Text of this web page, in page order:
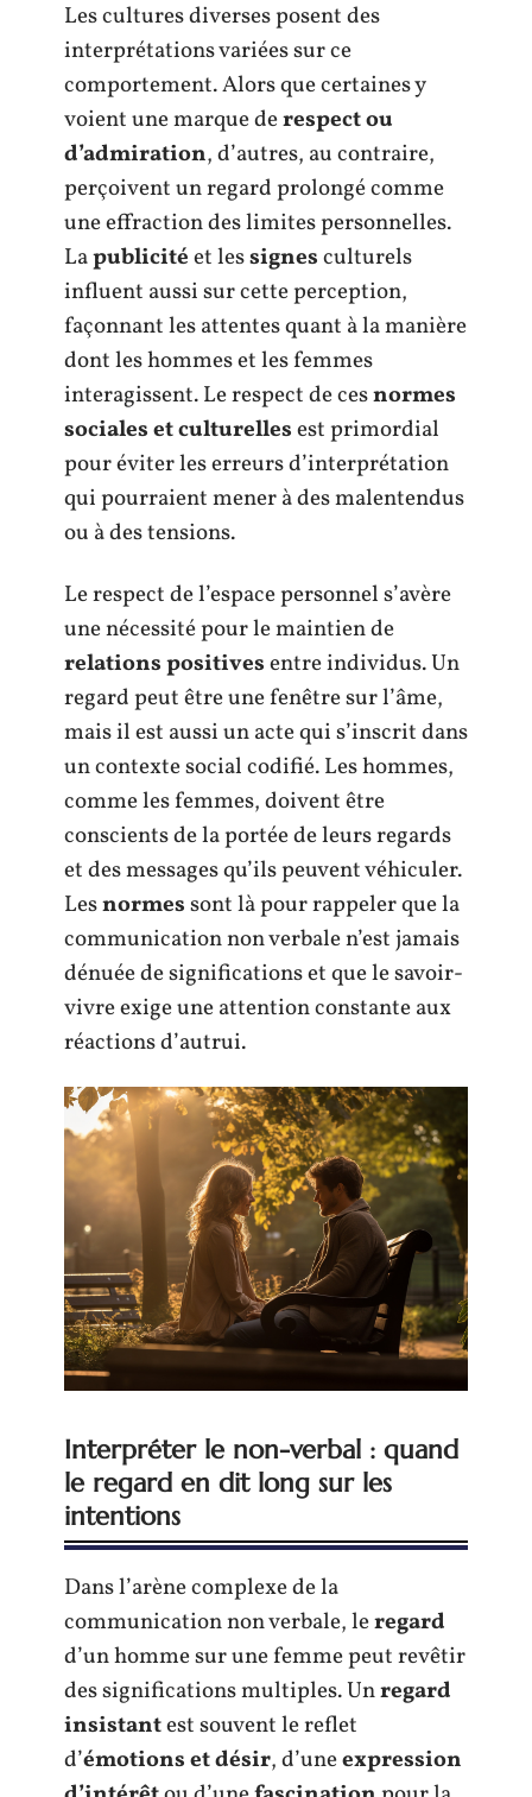
Les cultures diverses posent des
interprétations variées sur ce
comportement. Alors que certaines y
voient une marque derespect ou
d’admiration, d’autres, au contraire,
perçoivent un regard prolongé comme
une effraction des limites personnelles.
Lapublicitéet lessignesculturels
influent aussi sur cette perception,
façonnant les attentes quant à la manière
dont les hommes et les femmes
interagissent. Le respect de cesnormes
sociales et culturellesest primordial
pour éviter les erreurs d’interprétation
qui pourraient mener à des malentendus
ou à des tensions.
Le respect de l’espace personnel s’avère
une nécessité pour le maintien de
relations positivesentre individus. Un
regard peut être une fenêtre sur l’âme,
mais il est aussi un acte qui s’inscrit dans
un contexte social codifié. Les hommes,
comme les femmes, doivent être
conscients de la portée de leurs regards
et des messages qu’ils peuvent véhiculer.
Lesnormessont là pour rappeler que la
communication non verbale n’est jamais
dénuée de significations et que le savoir-
vivre exige une attention constante aux
réactions d’autrui.
Interpréter le non-verbal : quand
le regard en dit long sur les
intentions
Dans l’arène complexe de la
communication non verbale, leregard
d’un homme sur une femme peut revêtir
des significations multiples. Unregard
insistantest souvent le reflet
d’émotions et désir, d’uneexpression